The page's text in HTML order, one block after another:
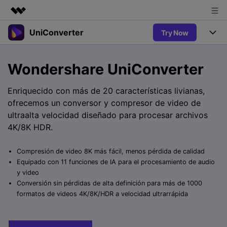
Productos destacados
Utilidades
Soluciones
Sala de prensa
Tienda
Soporte
UniConverter Try Now
UniConverter para Windows
UniConverter para Mac
AniSmall-Compresor de Video
AniSmall para Desktop
Convertir de Voz a Texto
Convertir con precisión de voz a
Nuevo
Convertidor de Video
inteligentes.
Popular
Soluciones
Donde hay deporte, está
UniConverter
Ofertas Educativas
Popular
¿Cómo utilizar Wondershare UniConverter? Aprenda la guía
paso a paso a continuación.
Actualizar a VC17
COMPRAR Sign In
Wondershare UniConverter
Enriquecido con más de 20 características livianas,
ofrecemos un conversor y compresor de video de
ultraalta velocidad diseñado para procesar archivos
4K/8K HDR.
Compresión de video 8K más fácil, menos pérdida de calidad
Equipado con 11 funciones de IA para el procesamiento de audio
y video
Conversión sin pérdidas de alta definición para más de 1000
formatos de videos 4K/8K/HDR a velocidad ultrarrápida